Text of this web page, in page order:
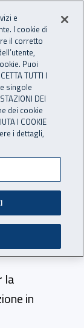
Apri cerca
Puglia
la
la
in
e
I cookie di
il corretto
Puoi
TUTTI I
singole
DEI
dei cookie
I COOKIE
i dettagli,